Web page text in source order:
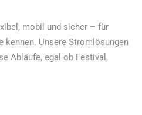
mobil und sicher – für
kennen. Unsere Stromlösungen
Abläufe, egal ob Festival,